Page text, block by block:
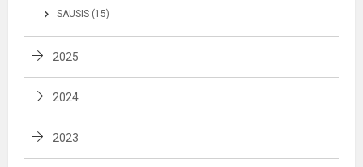
SAUSIS (15)
2025
2024
2023